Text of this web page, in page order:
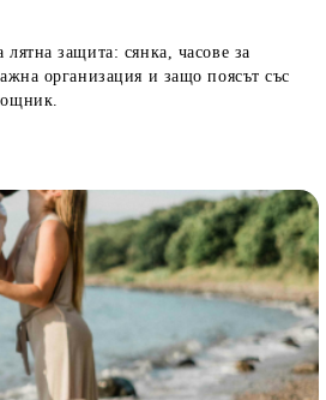
защита: сянка, часове за
организация и защо поясът със